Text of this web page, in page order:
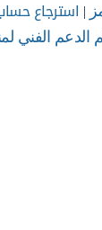
| استرجاع
الدعم الفني